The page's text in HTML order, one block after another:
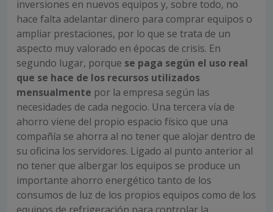
inversiones en nuevos equipos y, sobre todo, no
hace falta adelantar dinero para comprar equipos o
ampliar prestaciones, por lo que se trata de un
aspecto muy valorado en épocas de crisis. En
segundo lugar, porque se paga según el uso real
que se hace de los recursos utilizados
mensualmente por la empresa según las
necesidades de cada negocio. Una tercera vía de
ahorro viene del propio espacio físico que una
compañía se ahorra al no tener que alojar dentro de
su oficina los servidores. Ligado al punto anterior al
no tener que albergar los equipos se produce un
importante ahorro energético tanto de los
consumos de luz de los propios equipos como de los